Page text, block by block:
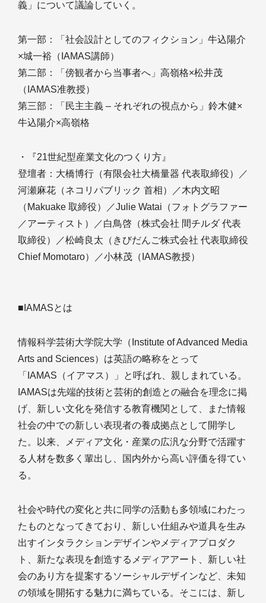
義」について議論していく。
第一部：「社会設計としてのフィクション」牛込陽介
×城一裕（IAMAS講師）
第二部：「傍観者から当事者へ」高嶺格×松井茂
（IAMAS准教授）
第三部：「民主主義 ‒ それぞれの視点から」鈴木健×
牛込陽介×高嶺格
・『21世紀型産業文化のつくり方』
登壇者：大橋博行（有限会社大橋量器 代表取締役）／
河瀬麻花（ネコリパブリック 首相）／木内文昭
（Makuake 取締役）／Julie Watai（フォトグラファー
／アーティスト）／白鳥啓（株式会社 間チルダ 代表
取締役）／松崎良太（きびだんご株式会社 代表取締役
Chief Momotaro）／小林茂（IAMAS教授）
■IAMASとは
情報科学芸術大学院大学（Institute of Advanced Media
Arts and Sciences）は英語の略称をとって
「IAMAS（イアマス）」と呼ばれ、親しまれている。
IAMASは先端的技術と芸術的創造との融合を理念に掲
げ、新しい文化を発信する教育機関として、また情報
社会の中での新しい表現者の養成拠点として開学し
た。以来、メディア文化・産業の広汎な分野で活躍す
る人材を数多く輩出し、国内外から高い評価を得てい
る。
社会や時代の変化と共に同学の活動も多領域にわたっ
たものとなってきており、新しい仕組みや道具を生み
出すインタラクションデザインやメディアプロダク
ト、新たな表現を創造するメディアアート、新しい社
会のあり方を提案するソーシャルデザインなど、未知
の領域を開拓する魅力に満ちている。そこには、新し